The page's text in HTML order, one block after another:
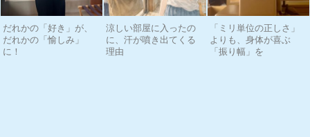
だれかの「好き」が、
だれかの「愉しみ」
に！
涼しい部屋に入ったの
に、汗が噴き出てくる
理由
「ミリ単位の正しさ」
よりも、身体が喜ぶ
「振り幅」を